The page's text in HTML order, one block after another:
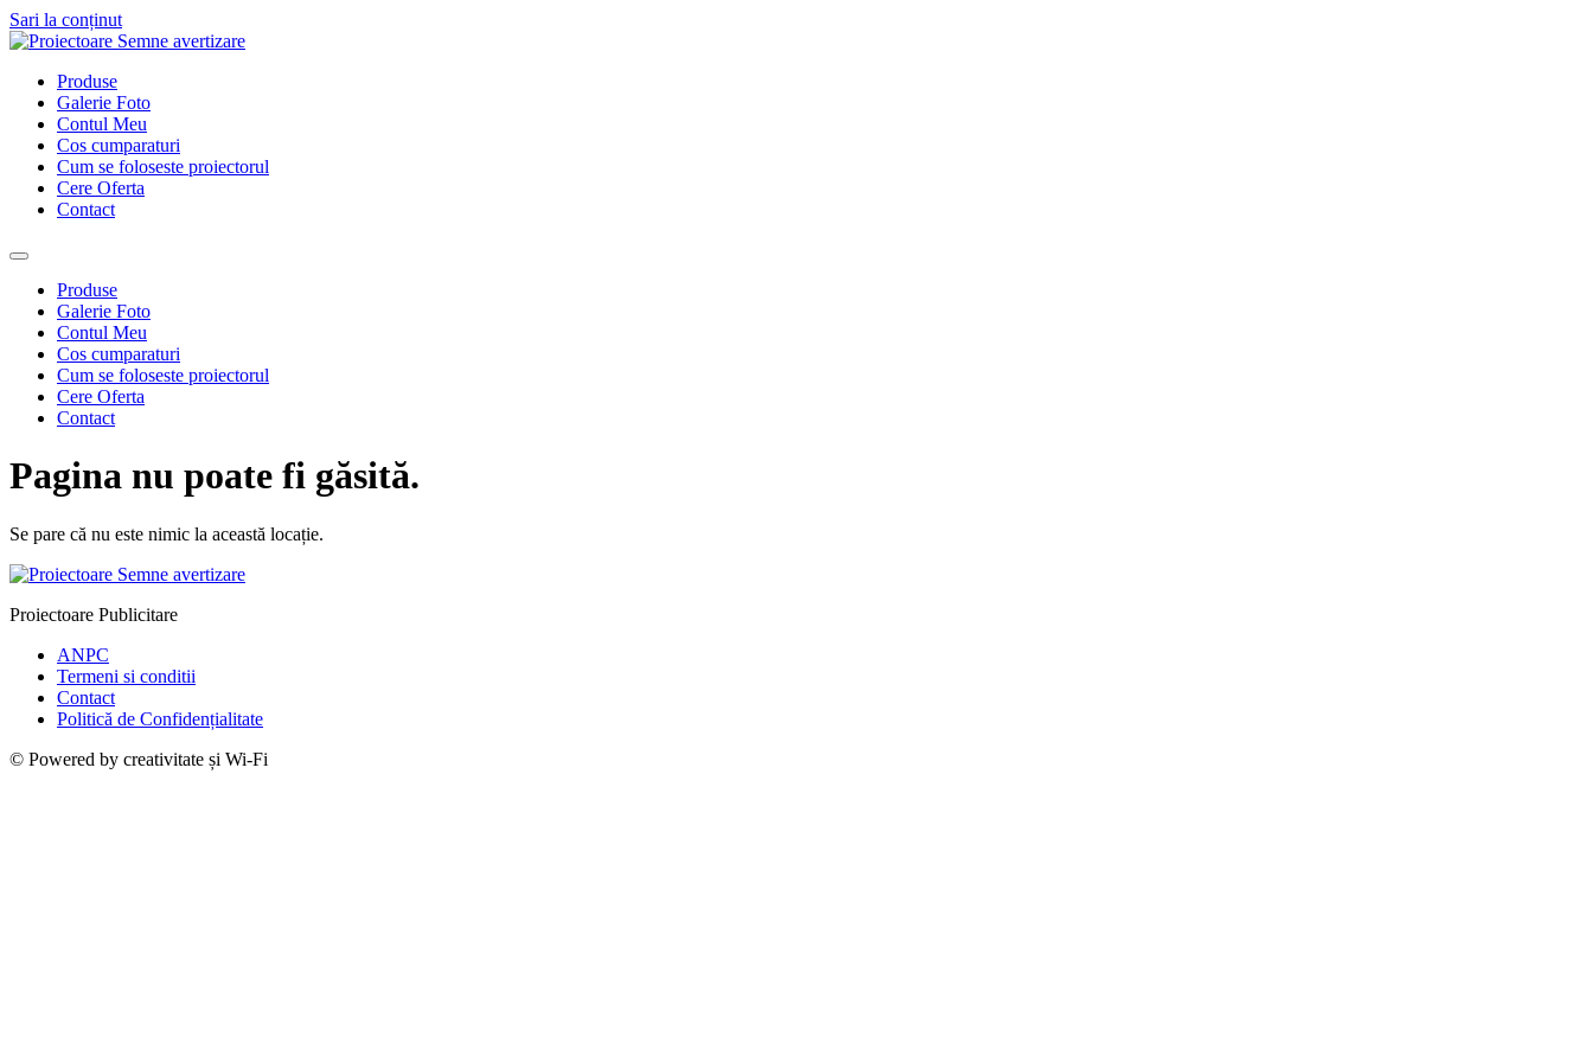
Sari la conținut
Produse
Galerie Foto
Contul Meu
Cos cumparaturi
Cum se foloseste proiectorul
Cere Oferta
Contact
Produse
Galerie Foto
Contul Meu
Cos cumparaturi
Cum se foloseste proiectorul
Cere Oferta
Contact
Pagina nu poate fi găsită.
Se pare că nu este nimic la această locație.
Proiectoare Publicitare
ANPC
Termeni si conditii
Contact
Politică de Confidențialitate
© Powered by creativitate și Wi-Fi